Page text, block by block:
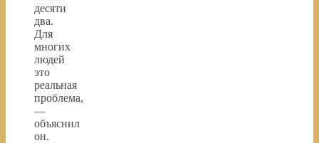
десяти
два.
Для
многих
людей
это
реальная
проблема,
—
объяснил
он.